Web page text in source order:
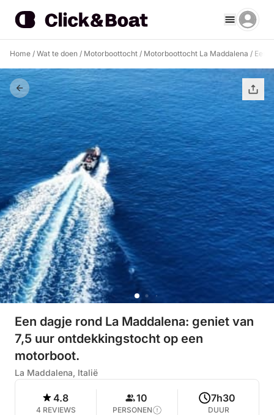
Home / Wat te doen / Motorboottocht / Motorboottocht La Maddalena / Een
Een dagje rond La Maddalena: geniet van
7,5 uur ontdekkingstocht op een
motorboot.
La Maddalena, Italië
4.8
4 REVIEWS
10
PERSONEN
7h30
DUUR